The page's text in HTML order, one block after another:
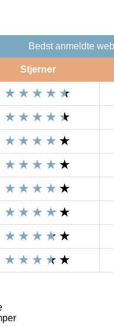
Bedst anmeldte
Stjerner